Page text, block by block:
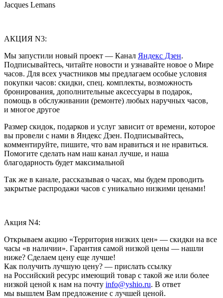
Jacques Lemans
АКЦИЯ N3:
Мы запустили новый проект — Канал Яндекс Дзен.
Подписывайтесь, читайте новости и узнавайте новое о Мире
часов. Для всех участников мы предлагаем особые условия
покупки часов: скидки, спец. комплекты, возможность
бронирования, дополнительные аксессуары в подарок,
помощь в обслуживании (ремонте) любых наручных часов,
и многое другое
Размер скидок, подарков и услуг зависит от времени, которое
вы провели с нами в Яндекс Дзен. Подписывайтесь,
комментируйте, пишите, что вам нравиться и не нравиться.
Помогите сделать нам наш канал лучше, и наша
благодарность будет максимальной
Так же в канале, рассказывая о часах, мы будем проводить
закрытые распродажи часов с уникально низкими ценами!
Акция N4:
Открываем акцию «Территория низких цен» — скидки на все
часы «в наличии». Гарантия самой низкой цены — нашли
ниже? Сделаем цену еще лучше!
Как получить лучшую цену? — прислать ссылку
на Российский ресурс имеющий товар с такой же или более
низкой ценой к нам на почту info@yshio.ru. В ответ
мы вышлем Вам предложение с лучшей ценой.